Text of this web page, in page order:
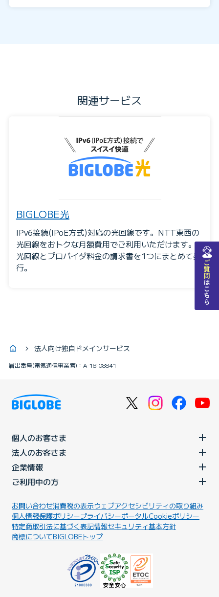
関連サービス
BIGLOBE光
IPv6接続(IPoE方式)対応の光回線です。NTT東西の
光回線をおトクな月額費用でご利用いただけます。
光回線とプロバイダ料金の請求書を1つにまとめて発
行。
法人向け独自ドメインサービス
届出番号(電気通信事業者)：A-18-08841
個人のお客さま
法人のお客さま
企業情報
ご利用中の方
お問い合わせ消費税の表示ウェブアクセシビリティの取り組み
個人情報保護ポリシープライバシーポータルCookieポリシー
特定商取引法に基づく表記情報セキュリティ基本方針
商標についてBIGLOBEトップ